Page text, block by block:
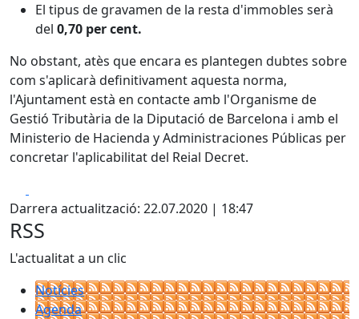
El tipus de gravamen de la resta d'immobles serà
del 0,70 per cent.
No obstant, atès que encara es plantegen dubtes sobre
com s'aplicarà definitivament aquesta norma,
l'Ajuntament està en contacte amb l'Organisme de
Gestió Tributària de la Diputació de Barcelona i amb el
Ministerio de Hacienda y Administraciones Públicas per
concretar l'aplicabilitat del Reial Decret.
Darrera actualització: 22.07.2020 | 18:47
RSS
L'actualitat a un clic
Notícies
Agenda